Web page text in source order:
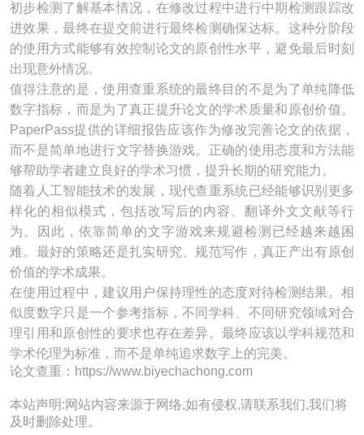
初步检测了解基本情况，在修改过程中进行中期检测跟踪改
进效果，最终在提交前进行最终检测确保达标。这种分阶段
的使用方式能够有效控制论文的原创性水平，避免最后时刻
出现意外情况。
值得注意的是，使用查重系统的最终目的不是为了单纯降低
数字指标，而是为了真正提升论文的学术质量和原创价值。
PaperPass提供的详细报告应该作为修改完善论文的依据，
而不是简单地进行文字替换游戏。正确的使用态度和方法能
够帮助学者建立良好的学术习惯，提升长期的研究能力。
随着人工智能技术的发展，现代查重系统已经能够识别更多
样化的相似模式，包括改写后的内容、翻译外文文献等行
为。因此，依靠简单的文字游戏来规避检测已经越来越困
难。最好的策略还是扎实研究、规范写作，真正产出有原创
价值的学术成果。
在使用过程中，建议用户保持理性的态度对待检测结果。相
似度数字只是一个参考指标，不同学科、不同研究领域对合
理引用和原创性的要求也存在差异。最终应该以学科规范和
学术伦理为标准，而不是单纯追求数字上的完美。
论文查重：https://www.biyechachong.com
本站声明:网站内容来源于网络,如有侵权,请联系我们,我们将
及时删除处理。